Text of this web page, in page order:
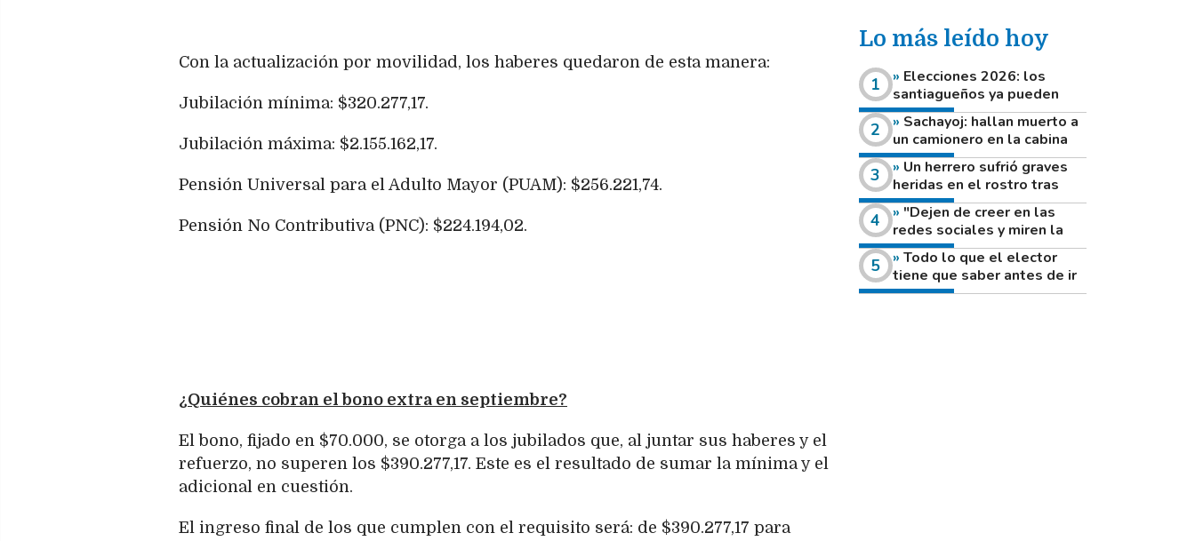
Con la actualización por movilidad, los haberes quedaron de esta manera:
Jubilación mínima: $320.277,17.
Jubilación máxima: $2.155.162,17.
Pensión Universal para el Adulto Mayor (PUAM): $256.221,74.
Pensión No Contributiva (PNC): $224.194,02.
¿Quiénes cobran el bono extra en septiembre?
El bono, fijado en $70.000, se otorga a los jubilados que, al juntar sus haberes y el
refuerzo, no superen los $390.277,17. Este es el resultado de sumar la mínima y el
adicional en cuestión.
El ingreso final de los que cumplen con el requisito será: de $390.277,17 para
Lo más leído hoy
Elecciones 2026: los
santiagueños ya pueden
consultar dónde votan este
domingo
Sachayoj: hallan muerto a
un camionero en la cabina
de su vehículo a la vera de
un camino rural
Un herrero sufrió graves
heridas en el rostro tras
reventar el disco de una
amoladora
"Dejen de creer en las
redes sociales y miren la
heladera de sus casas": el
fuerte mensaje de una joven
que votó por primera vez
Todo lo que el elector
tiene que saber antes de ir
a votar este domingo